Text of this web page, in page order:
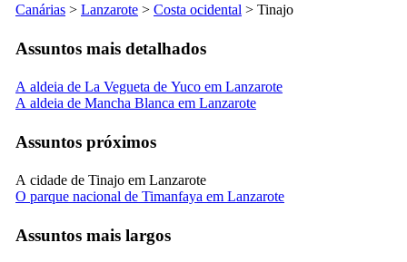
Canárias > Lanzarote > Costa ocidental > Tinajo
Assuntos mais detalhados
A aldeia de La Vegueta de Yuco em Lanzarote
A aldeia de Mancha Blanca em Lanzarote
Assuntos próximos
A cidade de Tinajo em Lanzarote
O parque nacional de Timanfaya em Lanzarote
Assuntos mais largos